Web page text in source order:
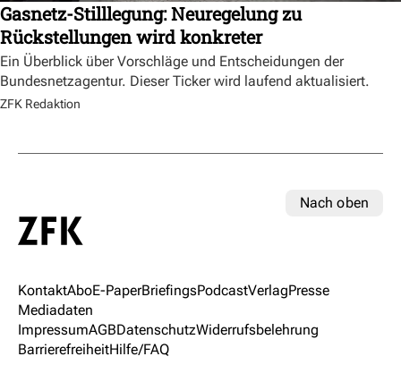
Gasnetz-Stilllegung: Neuregelung zu
Rückstellungen wird konkreter
Ein Überblick über Vorschläge und Entscheidungen der
Bundesnetzagentur. Dieser Ticker wird laufend aktualisiert.
ZFK Redaktion
Nach oben
KontaktAboE-PaperBriefingsPodcastVerlagPresse
Mediadaten
ImpressumAGBDatenschutzWiderrufsbelehrung
BarrierefreiheitHilfe/FAQ